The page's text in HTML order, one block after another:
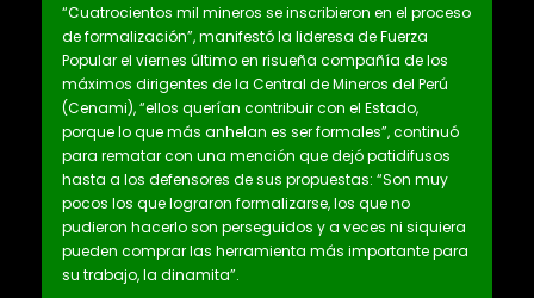
“Cuatrocientos mil mineros se inscribieron en el proceso
de formalización”, manifestó la lideresa de Fuerza
Popular el viernes último en risueña compañía de los
máximos dirigentes de la Central de Mineros del Perú
(Cenami), “ellos querían contribuir con el Estado,
porque lo que más anhelan es ser formales”, continuó
para rematar con una mención que dejó patidifusos
hasta a los defensores de sus propuestas: “Son muy
pocos los que lograron formalizarse, los que no
pudieron hacerlo son perseguidos y a veces ni siquiera
pueden comprar las herramienta más importante para
su trabajo, la dinamita”.